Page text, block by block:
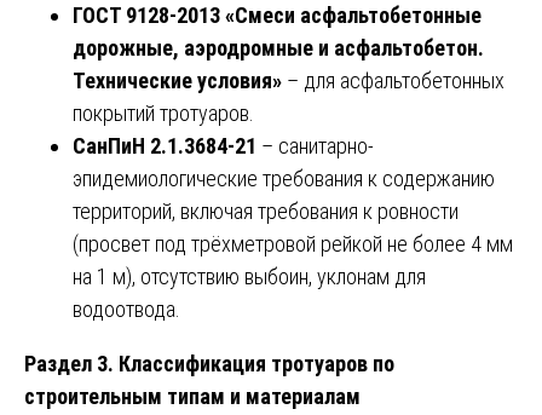
ГОСТ 9128-2013 «Смеси асфальтобетонные
дорожные, аэродромные и асфальтобетон.
Технические условия» – для асфальтобетонных
покрытий тротуаров.
СанПиН 2.1.3684-21 – санитарно-
эпидемиологические требования к содержанию
территорий, включая требования к ровности
(просвет под трёхметровой рейкой не более 4 мм
на 1 м), отсутствию выбоин, уклонам для
водоотвода.
Раздел 3. Классификация тротуаров по
строительным типам и материалам